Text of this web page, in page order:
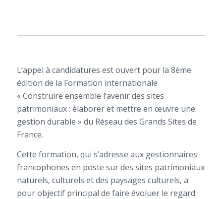
L’appel à candidatures est ouvert pour la 8ème
édition de la Formation internationale
« Construire ensemble l’avenir des sites
patrimoniaux : élaborer et mettre en œuvre une
gestion durable » du Réseau des Grands Sites de
France.
Cette formation, qui s’adresse aux gestionnaires
francophones en poste sur des sites patrimoniaux
naturels, culturels et des paysages culturels, a
pour objectif principal de faire évoluer le regard